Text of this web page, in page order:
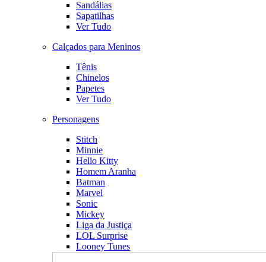
Sandálias
Sapatilhas
Ver Tudo
Calçados para Meninos
Tênis
Chinelos
Papetes
Ver Tudo
Personagens
Stitch
Minnie
Hello Kitty
Homem Aranha
Batman
Marvel
Sonic
Mickey
Liga da Justiça
LOL Surprise
Looney Tunes